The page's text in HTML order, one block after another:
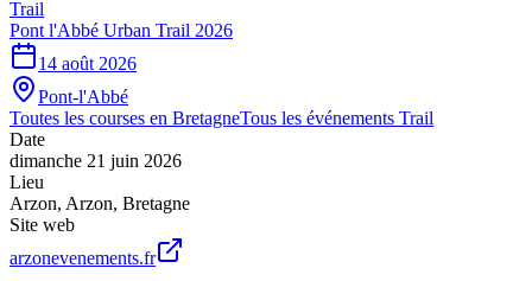
Trail
Pont l'Abbé Urban Trail 2026
14 août 2026
Pont-l'Abbé
Toutes les courses en BretagneTous les événements Trail
Date
dimanche 21 juin 2026
Lieu
Arzon, Arzon, Bretagne
Site web
arzonevenements.fr